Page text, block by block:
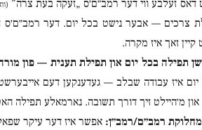
דאס זעלבע ווי דער רמב״ם׳ס „זעקה בעת צרה”
צרכים — אבער נישט בכל יום. דער רמב״ם׳ס
זאך איז מקרה.
תפילה בכל יום און תפילת תענית — פון
איז עבודה שבלב — געדענקען דעם
מ׳היילט זיך דורך תשובה. נארמאלע תפילה
רמב״ם/רמב״ן: אפשר איז דער עיקר